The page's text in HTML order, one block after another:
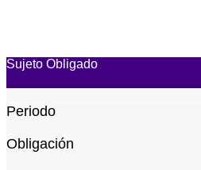
Sujeto Obligado
Periodo
Obligación